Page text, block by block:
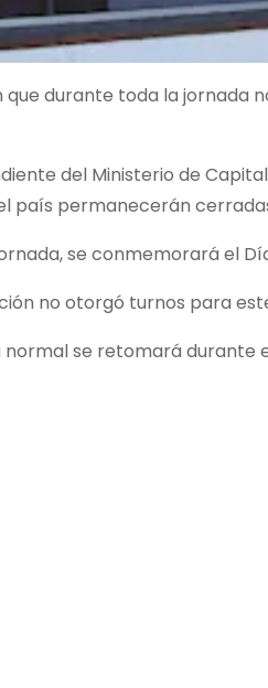
durante toda la jornada
del Ministerio de
país permanecerán
se conmemorará el
no otorgó turnos para
se retomará durante